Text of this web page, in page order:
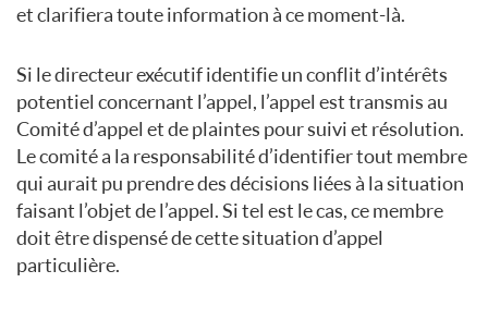
et clarifiera toute information à ce moment-là.
Si le directeur exécutif identifie un conflit d’intérêts
potentiel concernant l’appel, l’appel est transmis au
Comité d’appel et de plaintes pour suivi et résolution.
Le comité a la responsabilité d’identifier tout membre
qui aurait pu prendre des décisions liées à la situation
faisant l’objet de l’appel. Si tel est le cas, ce membre
doit être dispensé de cette situation d’appel
particulière.